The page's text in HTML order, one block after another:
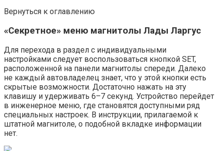
Вернуться к оглавлению
«Секретное» меню магнитолы Лады Ларгус
Для перехода в раздел с индивидуальными
настройками следует воспользоваться кнопкой SET,
расположенной на панели магнитолы спереди. Далеко
не каждый автовладелец знает, что у этой кнопки есть
скрытые возможности. Достаточно нажать на эту
клавишу и удерживать 6–7 секунд. Устройство перейдет
в инженерное меню, где становятся доступными ряд
специальных настроек. В инструкции, прилагаемой к
штатной магнитоле, о подобной вкладке информации
нет.